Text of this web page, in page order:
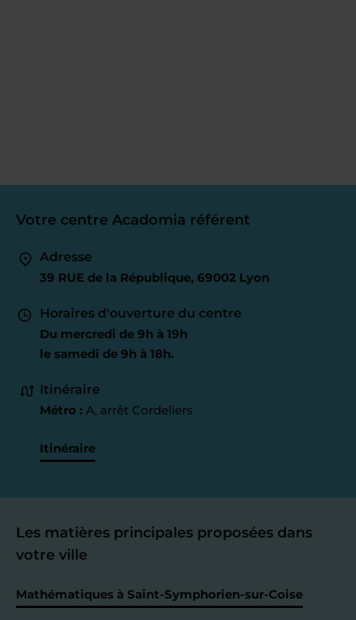
Votre centre Acadomia référent
Adresse
39 RUE de la République, 69002 Lyon
Horaires d'ouverture du centre
Du mercredi de 9h à 19h
le samedi de 9h à 18h.
Itinéraire
Métro : A, arrêt Cordeliers
Itinéraire
Les matières principales proposées dans
votre ville
Mathématiques à Saint-Symphorien-sur-Coise